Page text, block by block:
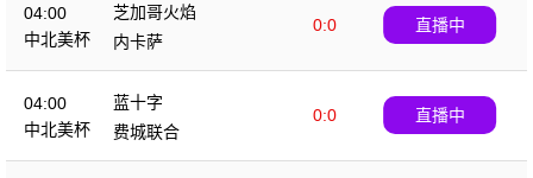
04:00
中北美杯
芝加哥火焰
0:0
内卡萨
直播中
04:00
中北美杯
蓝十字
0:0
费城联合
直播中